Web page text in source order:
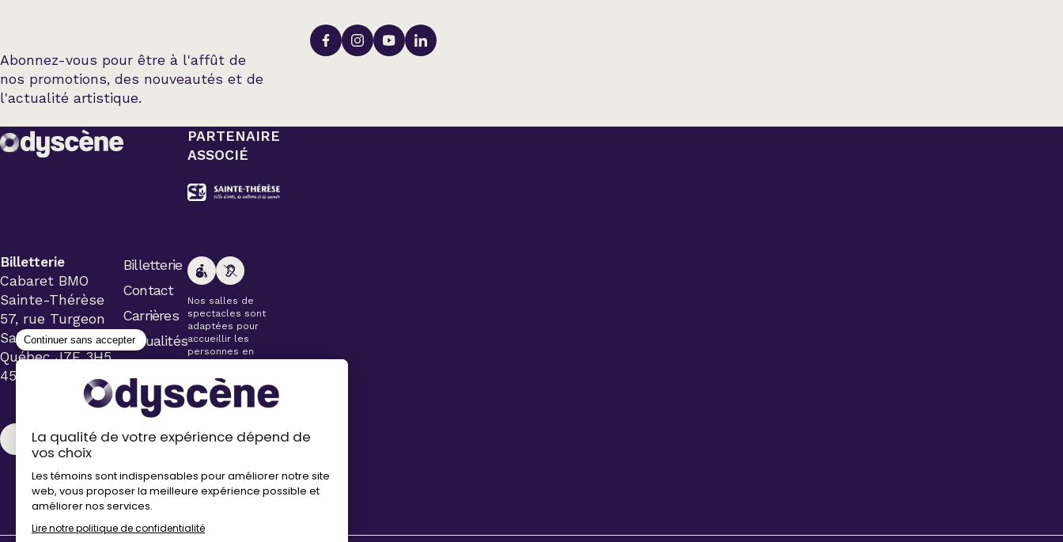
Abonnez-vous pour être à l'affût de
nos promotions, des nouveautés et de
l'actualité artistique.
Billetterie
Cabaret BMO
Sainte-Thérèse
57, rue Turgeon
Sainte-Thérèse
Québec J7E 3H5
450 434-4006
CONTACT
Billetterie
Contact
Carrières
Actualités
PARTENAIRE
ASSOCIÉ
Nos salles de
spectacles sont
adaptées pour
accueillir les
personnes en
Veuillez
simplement aviser
le préposé à la
billet.
Stationnements
gratuits à
proximité de